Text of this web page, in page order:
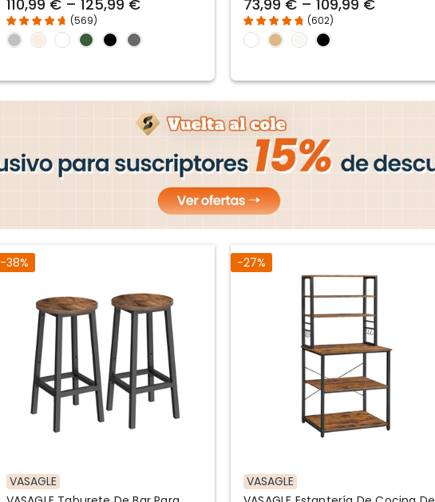
110,99 € – 125,99 €
(569)
73,99 € – 109,99 €
(602)
-38%
VASAGLE
-27%
VASAGLE